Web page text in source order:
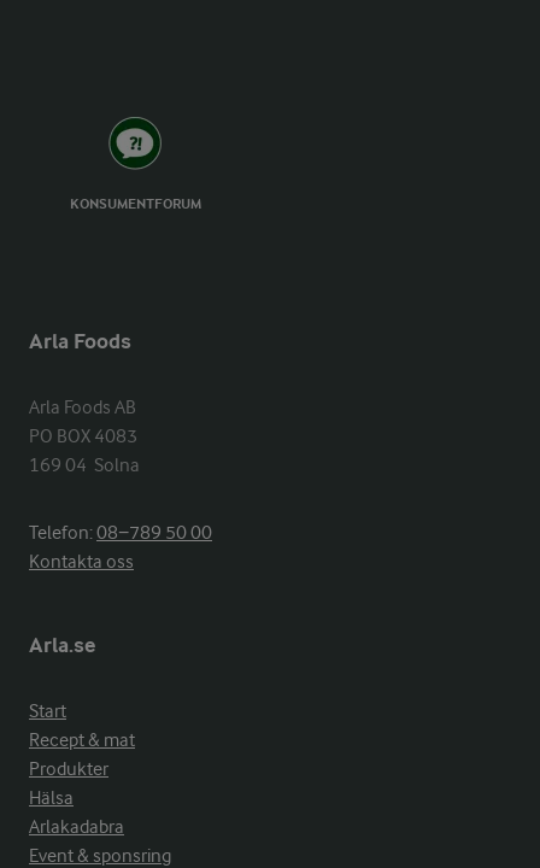
KONSUMENTFORUM
Arla Foods
Arla Foods AB
PO BOX 4083
169 04  Solna
Telefon:08−789 50 00
Kontakta oss
Arla.se
Start
Recept & mat
Produkter
Hälsa
Arlakadabra
Event & sponsring